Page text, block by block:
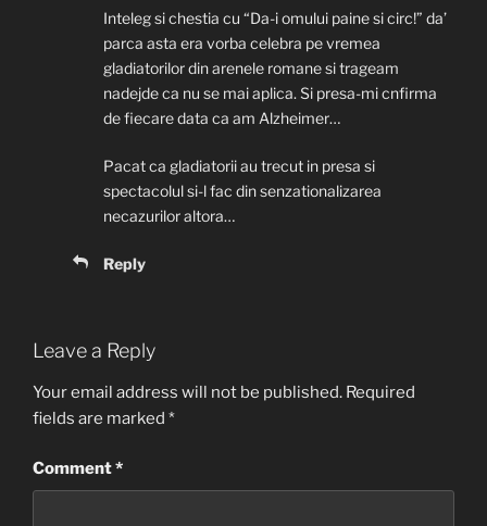
Inteleg si chestia cu “Da-i omului paine si circ!” da’
parca asta era vorba celebra pe vremea
gladiatorilor din arenele romane si trageam
nadejde ca nu se mai aplica. Si presa-mi cnfirma
de fiecare data ca am Alzheimer…
Pacat ca gladiatorii au trecut in presa si
spectacolul si-l fac din senzationalizarea
necazurilor altora…
Reply
Leave a Reply
Your email address will not be published. Required
fields are marked *
Comment*